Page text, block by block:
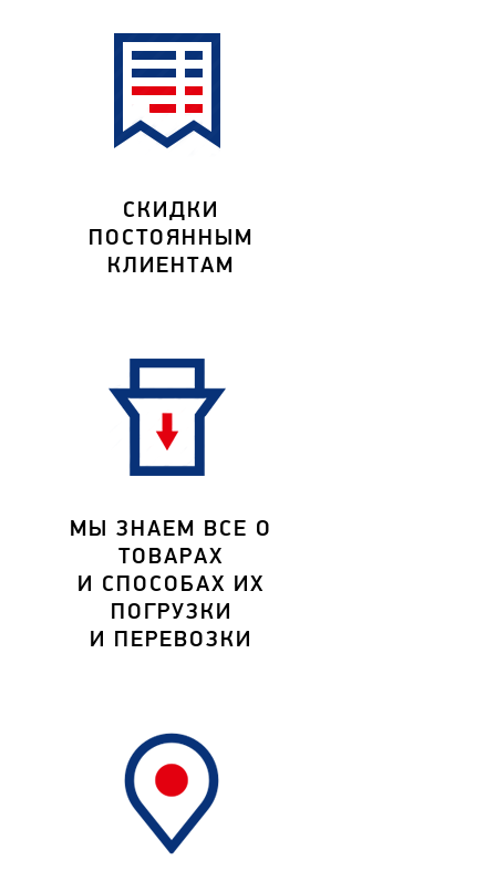
СКИДКИ
ПОСТОЯННЫМ
КЛИЕНТАМ
МЫ ЗНАЕМ ВСЕ О
ТОВАРАХ
И СПОСОБАХ ИХ
ПОГРУЗКИ
И ПЕРЕВОЗКИ